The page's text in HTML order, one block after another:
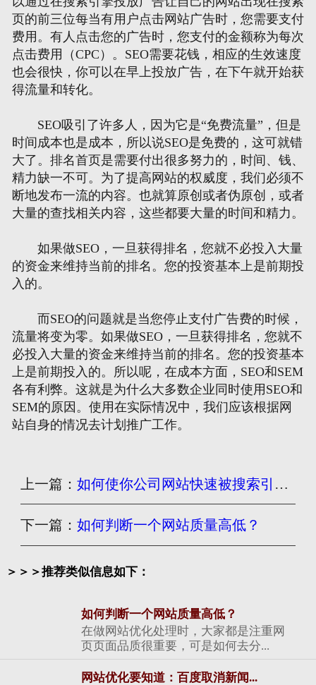
页的前三位每当有用户点击网站广告时，您需要支付
费用。有人点击您的广告时，您支付的金额称为每次
点击费用（CPC）。SEO需要花钱，相应的生效速度
也会很快，你可以在早上投放广告，在下午就开始获
得流量和转化。
SEO吸引了许多人，因为它是“免费流量”，但是
时间成本也是成本，所以说SEO是免费的，这可就错
大了。排名首页是需要付出很多努力的，时间、钱、
精力缺一不可。为了提高网站的权威度，我们必须不
断地发布一流的内容。也就算原创或者伪原创，或者
大量的查找相关内容，这些都要大量的时间和精力。
如果做SEO，一旦获得排名，您就不必投入大量
的资金来维持当前的排名。您的投资基本上是前期投
入的。
而SEO的问题就是当您停止支付广告费的时候，
流量将变为零。如果做SEO，一旦获得排名，您就不
必投入大量的资金来维持当前的排名。您的投资基本
上是前期投入的。所以呢，在成本方面，SEO和SEM
各有利弊。这就是为什么大多数企业同时使用SEO和
SEM的原因。使用在实际情况中，我们应该根据网
站自身的情况去计划推广工作。
上一篇：如何使你公司网站快速被搜索引擎收录？
下一篇：如何判断一个网站质量高低？
＞＞＞推荐类似信息如下：
如何判断一个网站质量高低？
在做网站优化处理时，大家都是注重网
页页面品质很重要，可是如何去分...
网站优化要知道：百度取消新闻...